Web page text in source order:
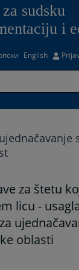
sudsku
i
English
za štetu
licu -
oblasti